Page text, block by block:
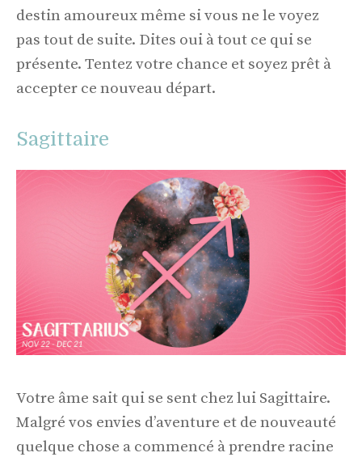
destin amoureux même si vous ne le voyez
pas tout de suite. Dites oui à tout ce qui se
présente. Tentez votre chance et soyez prêt à
accepter ce nouveau départ.
Sagittaire
Votre âme sait qui se sent chez lui Sagittaire.
Malgré vos envies d’aventure et de nouveauté
quelque chose a commencé à prendre racine